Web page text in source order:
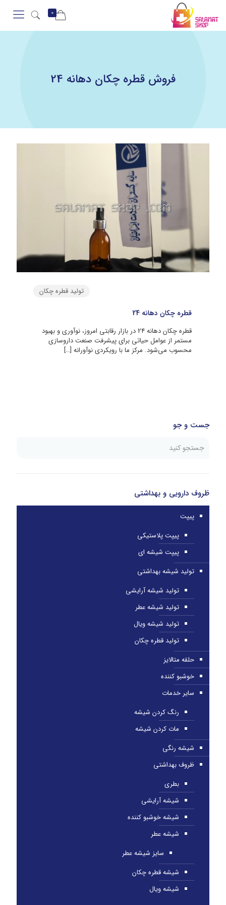
0
فروش قطره چکان دهانه 24
تولید قطره چکان
قطره چکان دهانه 24
قطره چکان دهانه 24 در بازار رقابتی امروز، نوآوری و بهبود
مستمر از عوامل حیاتی برای پیشرفت صنعت داروسازی
محسوب می‌شود. مرکز ما با رویکردی نوآورانه […]
جست و جو
ظروف دارویی و بهداشتی
پیپت
پیپت پلاستیکی
پیپت شیشه ای
تولید شیشه بهداشتی
تولید شیشه آرایشی
تولید شیشه عطر
تولید شیشه ویال
تولید قطره چکان
حلقه متالایز
خوشبو کننده
سایر خدمات
رنگ کردن شیشه
مات کردن شیشه
شیشه رنگی
ظروف بهداشتی
بطری
شیشه آرایشی
شیشه خوشبو کننده
شیشه عطر
سایز شیشه عطر
شیشه قطره چکان
شیشه ویال